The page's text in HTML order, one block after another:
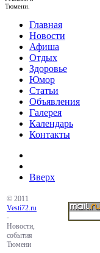
Тюмени.
Главная
Новости
Афиша
Отдых
Здоровье
Юмор
Статьи
Объявления
Галерея
Календарь
Контакты
Вверх
© 2011
Vesti72.ru
-
Новости,
события
Тюмени